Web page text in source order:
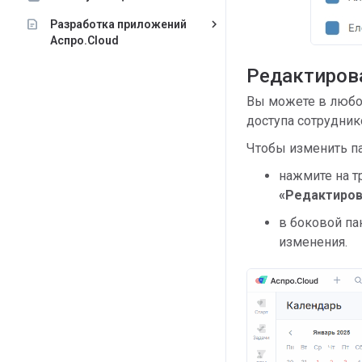
Разработка приложений
Аспро.Cloud
keyboard_arrow_right
Вы можете в
доступа
Чтобы изменить
нажмите на
​в боковой
изменения.